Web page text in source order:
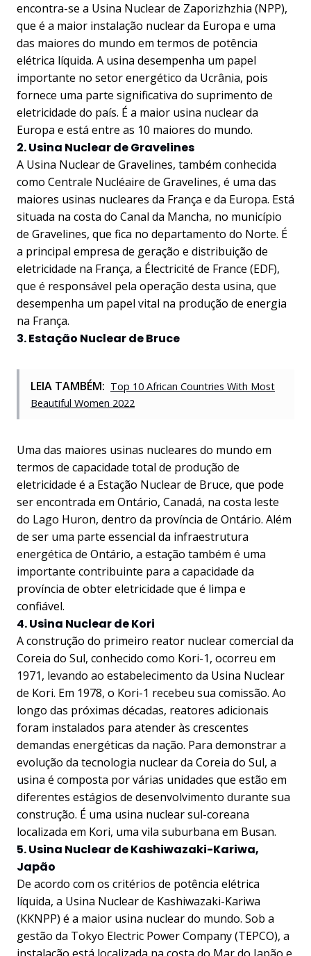
encontra-se a Usina Nuclear de Zaporizhzhia (NPP),
que é a maior instalação nuclear da Europa e uma
das maiores do mundo em termos de potência
elétrica líquida. A usina desempenha um papel
importante no setor energético da Ucrânia, pois
fornece uma parte significativa do suprimento de
eletricidade do país. É a maior usina nuclear da
Europa e está entre as 10 maiores do mundo.
2. Usina Nuclear de Gravelines
A Usina Nuclear de Gravelines, também conhecida
como Centrale Nucléaire de Gravelines, é uma das
maiores usinas nucleares da França e da Europa. Está
situada na costa do Canal da Mancha, no município
de Gravelines, que fica no departamento do Norte. É
a principal empresa de geração e distribuição de
eletricidade na França, a Électricité de France (EDF),
que é responsável pela operação desta usina, que
desempenha um papel vital na produção de energia
na França.
3. Estação Nuclear de Bruce
LEIA TAMBÉM: Top 10 African Countries With Most
Beautiful Women 2022
Uma das maiores usinas nucleares do mundo em
termos de capacidade total de produção de
eletricidade é a Estação Nuclear de Bruce, que pode
ser encontrada em Ontário, Canadá, na costa leste
do Lago Huron, dentro da província de Ontário. Além
de ser uma parte essencial da infraestrutura
energética de Ontário, a estação também é uma
importante contribuinte para a capacidade da
província de obter eletricidade que é limpa e
confiável.
4. Usina Nuclear de Kori
A construção do primeiro reator nuclear comercial da
Coreia do Sul, conhecido como Kori-1, ocorreu em
1971, levando ao estabelecimento da Usina Nuclear
de Kori. Em 1978, o Kori-1 recebeu sua comissão. Ao
longo das próximas décadas, reatores adicionais
foram instalados para atender às crescentes
demandas energéticas da nação. Para demonstrar a
evolução da tecnologia nuclear da Coreia do Sul, a
usina é composta por várias unidades que estão em
diferentes estágios de desenvolvimento durante sua
construção. É uma usina nuclear sul-coreana
localizada em Kori, uma vila suburbana em Busan.
5. Usina Nuclear de Kashiwazaki-Kariwa,
Japão
De acordo com os critérios de potência elétrica
líquida, a Usina Nuclear de Kashiwazaki-Kariwa
(KKNPP) é a maior usina nuclear do mundo. Sob a
gestão da Tokyo Electric Power Company (TEPCO), a